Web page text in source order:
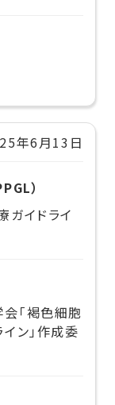
年6月13日
）
ガイドライ
「褐色細胞
ン」作成委